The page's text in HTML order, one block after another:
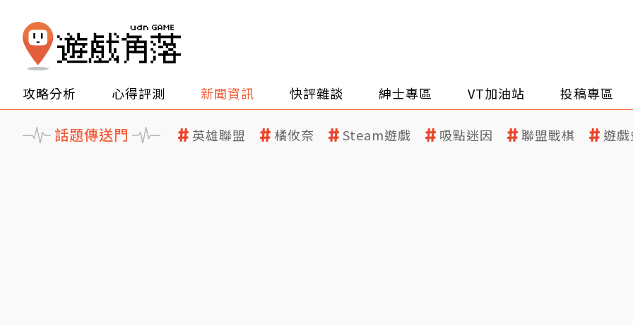
攻略分析 心得評測 新聞資訊 快評雜談 紳士專區 VT加油站 投稿專區
話題傳送門 英雄聯盟 橘攸奈 Steam遊戲 吸點迷因 聯盟戰棋 遊